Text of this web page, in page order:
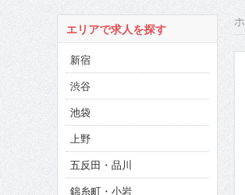
エリアで求人を探す
新宿
渋谷
池袋
上野
五反田・品川
錦糸町・小岩